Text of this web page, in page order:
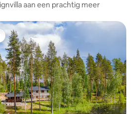
aan een prachtig meer